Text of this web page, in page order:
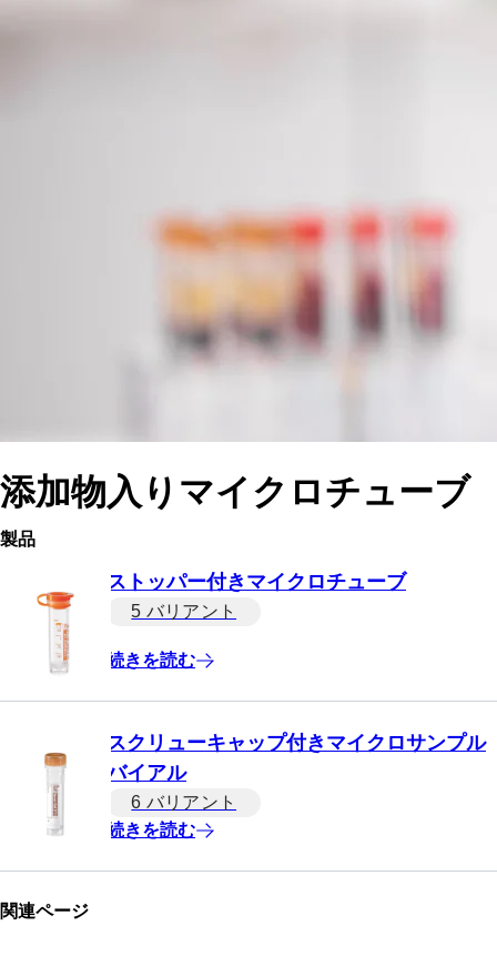
添加物入りマイクロチューブ
製品
ストッパー付きマイクロチューブ
5 バリアント
続きを読む
スクリューキャップ付きマイクロサンプル
バイアル
6 バリアント
続きを読む
関連ページ